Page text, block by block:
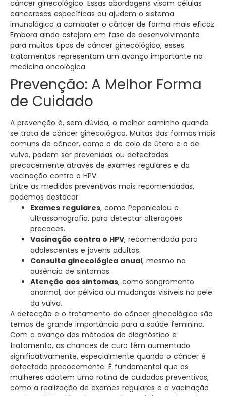
câncer ginecológico. Essas abordagens visam células
cancerosas específicas ou ajudam o sistema
imunológico a combater o câncer de forma mais eficaz.
Embora ainda estejam em fase de desenvolvimento
para muitos tipos de câncer ginecológico, esses
tratamentos representam um avanço importante na
medicina oncológica.
Prevenção: A Melhor Forma
de Cuidado
A prevenção é, sem dúvida, o melhor caminho quando
se trata de câncer ginecológico. Muitas das formas mais
comuns de câncer, como o de colo de útero e o de
vulva, podem ser prevenidas ou detectadas
precocemente através de exames regulares e da
vacinação contra o HPV.
Entre as medidas preventivas mais recomendadas,
podemos destacar:
Exames regulares, como Papanicolau e
ultrassonografia, para detectar alterações
precoces.
Vacinação contra o HPV, recomendada para
adolescentes e jovens adultos.
Consulta ginecológica anual, mesmo na
ausência de sintomas.
Atenção aos sintomas, como sangramento
anormal, dor pélvica ou mudanças visíveis na pele
da vulva.
A detecção e o tratamento do câncer ginecológico são
temas de grande importância para a saúde feminina.
Com o avanço dos métodos de diagnóstico e
tratamento, as chances de cura têm aumentado
significativamente, especialmente quando o câncer é
detectado precocemente. É fundamental que as
mulheres adotem uma rotina de cuidados preventivos,
como a realização de exames regulares e a vacinação